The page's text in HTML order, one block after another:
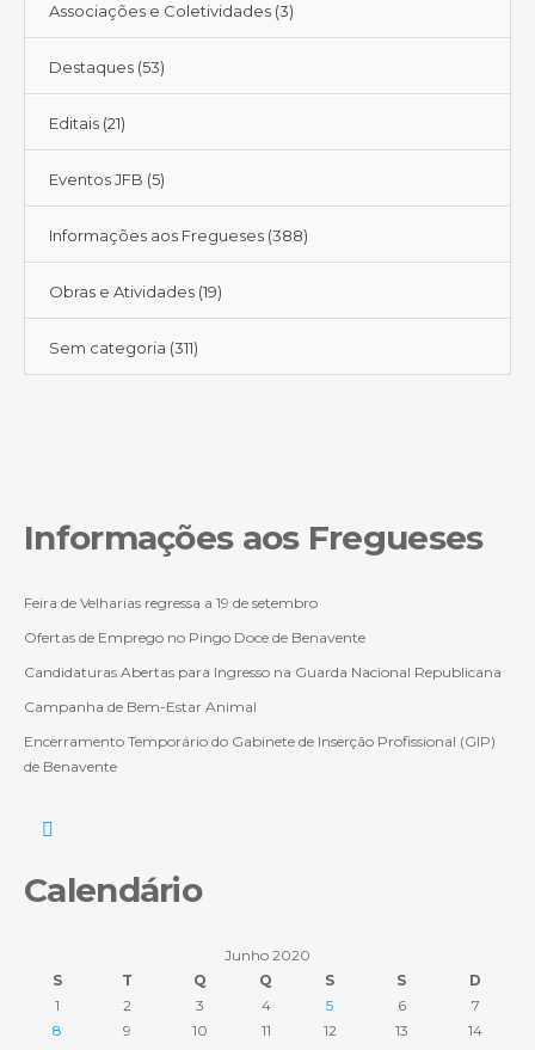
Associações e Coletividades (3)
Destaques (53)
Editais (21)
Eventos JFB (5)
Informações aos Fregueses (388)
Obras e Atividades (19)
Sem categoria (311)
Informações aos Fregueses
Feira de Velharias regressa a 19 de setembro
Ofertas de Emprego no Pingo Doce de Benavente
Candidaturas Abertas para Ingresso na Guarda Nacional Republicana
Campanha de Bem-Estar Animal
Encerramento Temporário do Gabinete de Inserção Profissional (GIP)
de Benavente
Calendário
Junho 2020
S
T Q Q S S
D
1
2 3 4 5 6
7
8
9 10 11 12 13
14